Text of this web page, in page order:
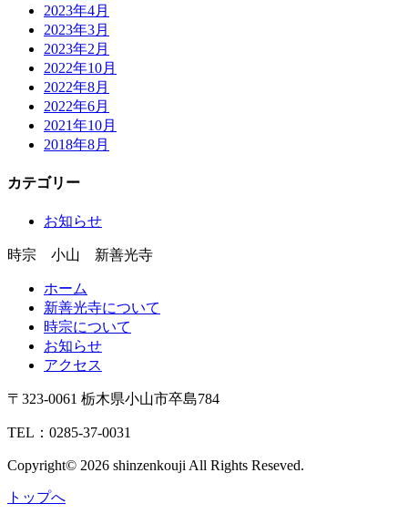
2023年4月
2023年3月
2023年2月
2022年10月
2022年8月
2022年6月
2021年10月
2018年8月
カテゴリー
お知らせ
時宗 小山 新善光寺
ホーム
新善光寺について
時宗について
お知らせ
アクセス
〒323-0061 栃木県小山市卒島784
TEL：0285-37-0031
Copyright© 2026 shinzenkouji All Rights Reseved.
トップへ